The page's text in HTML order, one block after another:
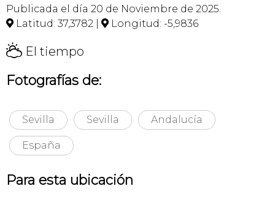
Publicada el día 20 de Noviembre de 2025.
 Latitud: 37,3782 |  Longitud: -5,9836
H El tiempo
Fotografías de:
Sevilla Sevilla Andalucía
España
Para esta ubicación